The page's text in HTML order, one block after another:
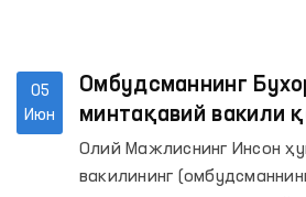
05
Июн
Омбудсманнинг
минтақавий вакили
муассасаларда
Олий Мажлиснинг Инсон
вакилининг